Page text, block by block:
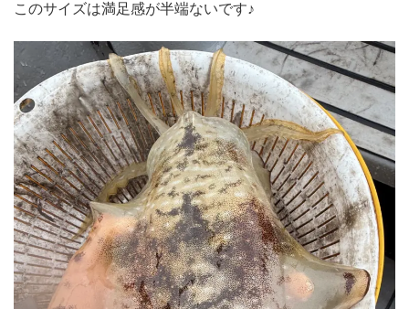
このサイズは満足感が半端ないです♪